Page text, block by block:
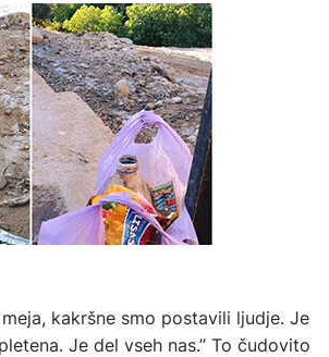
kakršne smo postavili ljudje. Je
Je del vseh nas.” To čudovito